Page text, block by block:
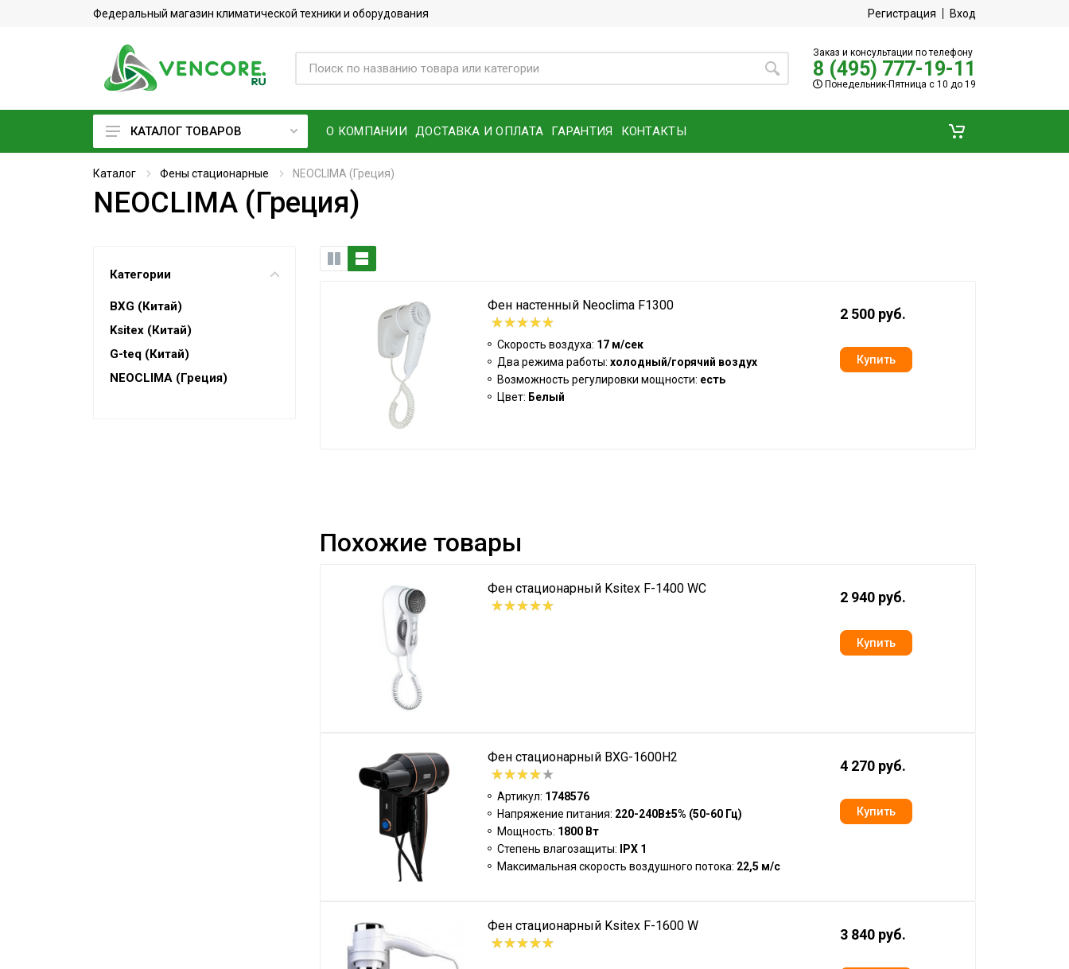
Федеральный магазин климатической техники и оборудования Регистрация Вход
Заказ и консультации по телефону
8 (495) 777-19-11
Понедельник-Пятница с 10 до 19
Кондиционеры
Фреон
Увлажнители воздуха
Мойки воздуха
Водонагреватели
КАТАЛОГ ТОВАРОВ О КОМПАНИИ ДОСТАВКА И ОПЛАТА ГАРАНТИЯ КОНТАКТЫ
Каталог Фены стационарные NEOCLIMA (Греция)
NEOCLIMA (Греция)
Категории
BXG (Китай)
Ksitex (Китай)
G-teq (Китай)
NEOCLIMA (Греция)
Фен настенный Neoclima F1300
Скорость воздуха: 17 м/сек
Два режима работы: холодный/горячий воздух
Возможность регулировки мощности: есть
Цвет: Белый
2 500 руб.
Похожие товары
Фен стационарный Ksitex F-1400 WC
2 940 руб.
Фен стационарный BXG-1600H2
Артикул: 1748576
Напряжение питания: 220-240В±5% (50-60 Гц)
Мощность: 1800 Вт
Степень влагозащиты:
IPX 1
Максимальная скорость воздушного потока: 22,5 м/с
4 270 руб.
Фен стационарный Ksitex F-1600 W
3 840 руб.